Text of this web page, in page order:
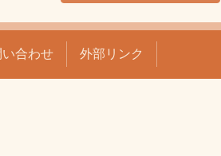
い合わせ 外部リンク